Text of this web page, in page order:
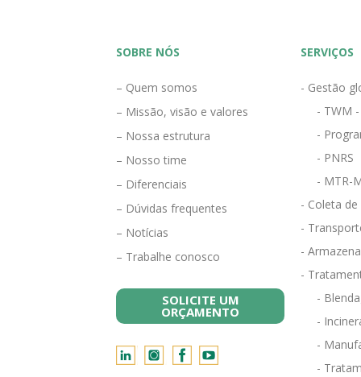
SOBRE NÓS
– Quem somos
– Missão, visão e valores
– Nossa estrutura
– Nosso time
– Diferenciais
– Dúvidas frequentes
– Notícias
– Trabalhe conosco
SOLICITE UM
ORÇAMENTO
SERVIÇOS
- Gestão
- TWM
-
- PNRS
- MTR-
- Coleta
-
-
-
-
-
-
-